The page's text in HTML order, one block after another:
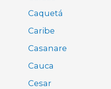
Caquetá
Caribe
Casanare
Cauca
Cesar